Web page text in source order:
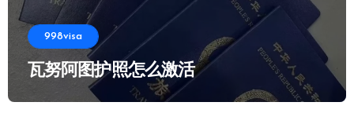
998visa
瓦努阿图护照怎么激活